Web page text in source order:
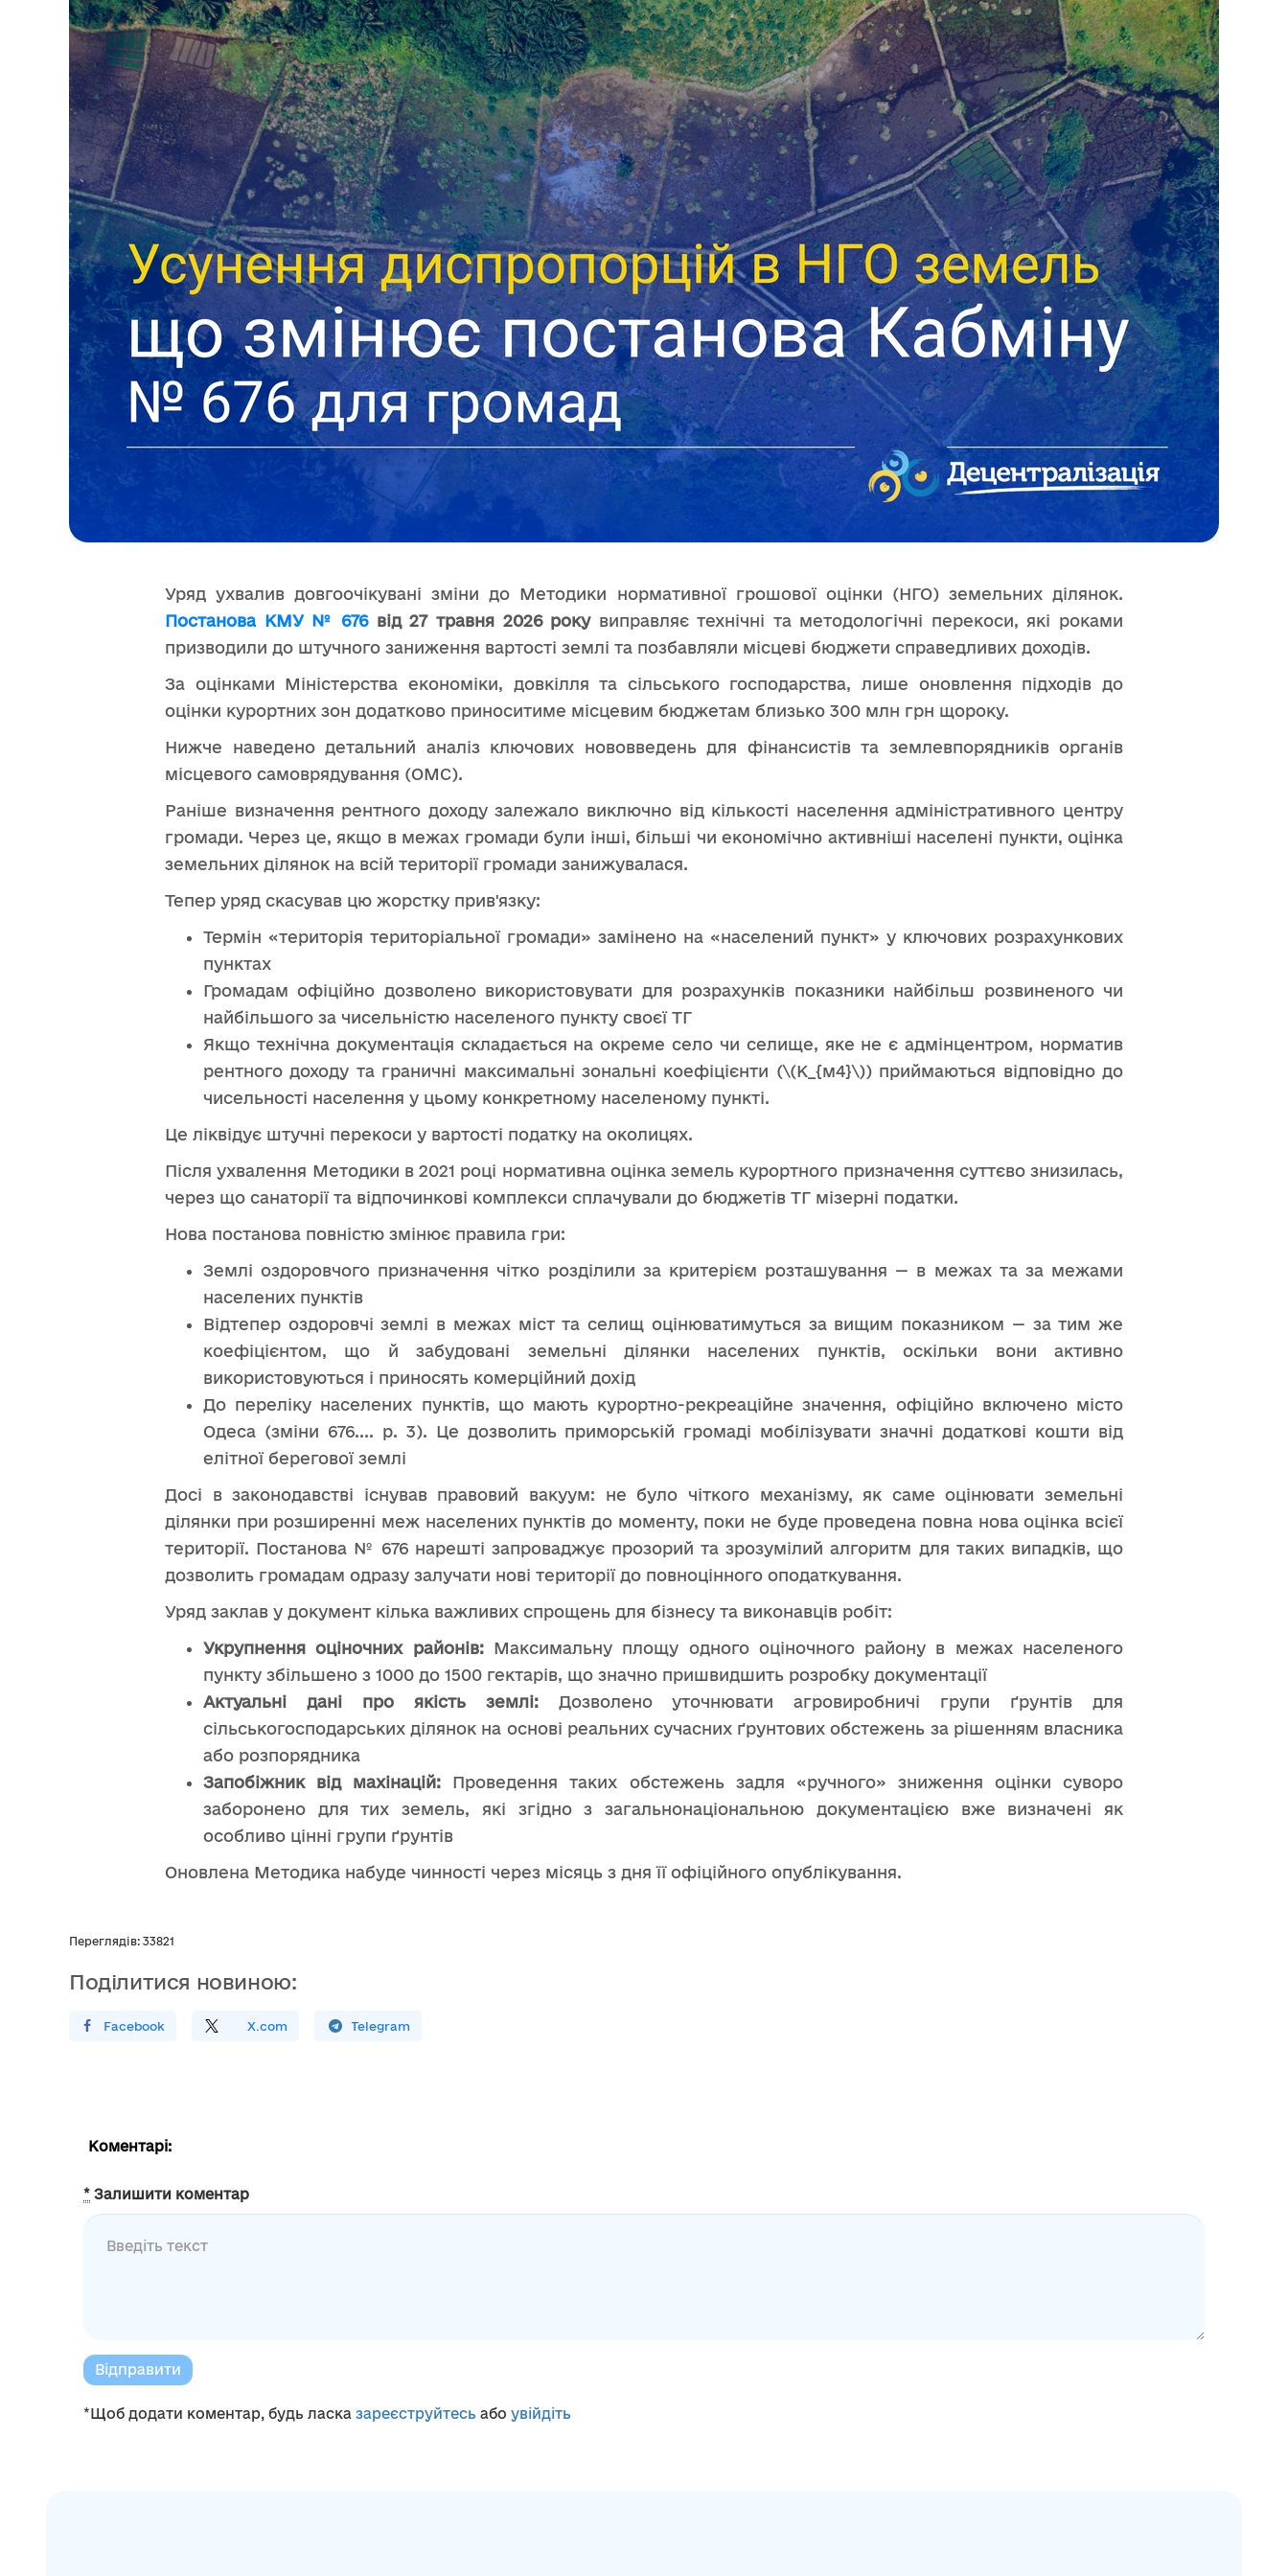
Уряд ухвалив довгоочікувані зміни до Методики нормативної грошової оцінки (НГО) земельних ділянок.
Постанова КМУ № 676від 27 травня 2026 рокувиправляє технічні та методологічні перекоси, які роками
призводили до штучного заниження вартості землі та позбавляли місцеві бюджети справедливих доходів.
За оцінками Міністерства економіки, довкілля та сільського господарства, лише оновлення підходів до
оцінки курортних зон додатково приноситиме місцевим бюджетам близько 300 млн грн щороку.
Нижче наведено детальний аналіз ключових нововведень для фінансистів та землевпорядників органів
місцевого самоврядування (ОМС).
Раніше визначення рентного доходу залежало виключно від кількості населення адміністративного центру
громади. Через це, якщо в межах громади були інші, більші чи економічно активніші населені пункти, оцінка
земельних ділянок на всій території громади занижувалася.
Тепер уряд скасував цю жорстку прив'язку:
Термін «територія територіальної громади» замінено на «населений пункт» у ключових розрахункових
пунктах
Громадам офіційно дозволено використовувати для розрахунків показники найбільш розвиненого чи
найбільшого за чисельністю населеного пункту своєї ТГ
Якщо технічна документація складається на окреме село чи селище, яке не є адмінцентром, норматив
рентного доходу та граничні максимальні зональні коефіцієнти (\(К_{м4}\)) приймаються відповідно до
чисельності населення у цьому конкретному населеному пункті.
Це ліквідує штучні перекоси у вартості податку на околицях.
Після ухвалення Методики в 2021 році нормативна оцінка земель курортного призначення суттєво знизилась,
через що санаторії та відпочинкові комплекси сплачували до бюджетів ТГ мізерні податки.
Нова постанова повністю змінює правила гри:
Землі оздоровчого призначення чітко розділили за критерієм розташування — в межах та за межами
населених пунктів
Відтепер оздоровчі землі в межах міст та селищ оцінюватимуться за вищим показником — за тим же
коефіцієнтом, що й забудовані земельні ділянки населених пунктів, оскільки вони активно
використовуються і приносять комерційний дохід
До переліку населених пунктів, що мають курортно-рекреаційне значення, офіційно включено місто
Одеса (зміни 676.... p. 3). Це дозволить приморській громаді мобілізувати значні додаткові кошти від
елітної берегової землі
Досі в законодавстві існував правовий вакуум: не було чіткого механізму, як саме оцінювати земельні
ділянки при розширенні меж населених пунктів до моменту, поки не буде проведена повна нова оцінка всієї
території. Постанова № 676 нарешті запроваджує прозорий та зрозумілий алгоритм для таких випадків, що
дозволить громадам одразу залучати нові території до повноцінного оподаткування.
Уряд заклав у документ кілька важливих спрощень для бізнесу та виконавців робіт:
Укрупнення оціночних районів:Максимальну площу одного оціночного району в межах населеного
пункту збільшено з 1000 до 1500 гектарів, що значно пришвидшить розробку документації
Актуальні дані про якість землі:Дозволено уточнювати агровиробничі групи ґрунтів для
сільськогосподарських ділянок на основі реальних сучасних ґрунтових обстежень за рішенням власника
або розпорядника
Запобіжник від махінацій: Проведення таких обстежень задля «ручного» зниження оцінки суворо
заборонено для тих земель, які згідно з загальнонаціональною документацією вже визначені як
особливо цінні групи ґрунтів
Оновлена Методика набуде чинності через місяць з дня її офіційного опублікування.
Переглядів: 33821
Поділитися новиною:
Поширити У FacebookПоділитись X.comПоширити У Telegram
Коментарі:
* Залишити коментар
Відправити
*Щоб додати коментар, будь ласка зареєструйтесь або увійдіть